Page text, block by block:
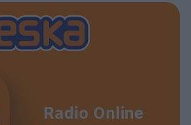
Radio Online